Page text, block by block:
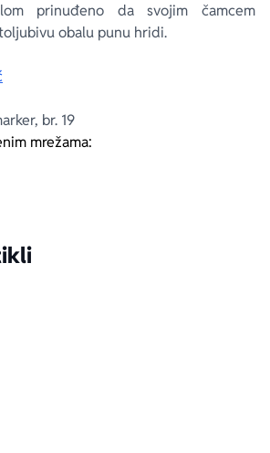
prinuđeno da svojim čamcem
obalu punu hridi.
br. 19
mrežama: